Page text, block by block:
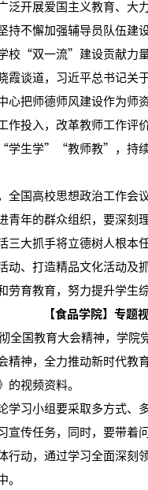
泛开展爱国主义教育、大
持不懈加强辅导员队伍建
校“双一流”建设贡献力量
谈道，习近平总书记关
心把师德师风建设作为师
作投入，改革教师工作评
学生学”“教师教”，持续
国高校思想政治工作会
青年的群众组织，要深刻
三大抓手将立德树人根本
动、打造精品文化活动
劳育教育，努力提升学生
【食品学院】专题
国教育大会精神，学院
精神，全力推动新时代教
的视频资料。
习小组要采取多方式、
宣传任务，同时，要带着
行动，通过学习全面深刻
。